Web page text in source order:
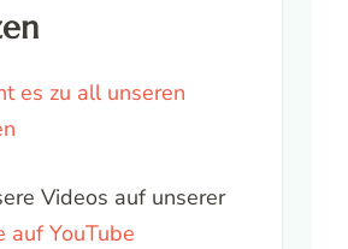
es zu all unseren
Videos auf unserer
auf YouTube